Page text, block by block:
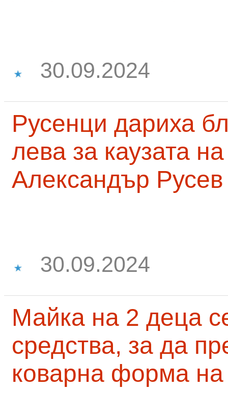
30.09.2024
Русенци дариха
лева за каузата
Александър Русев
30.09.2024
Майка на 2 деца
средства, за да
коварна форма на